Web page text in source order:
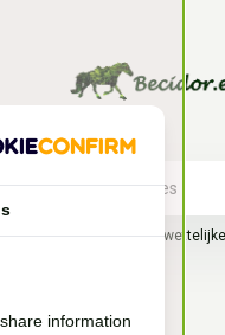
* Lees hier de
information